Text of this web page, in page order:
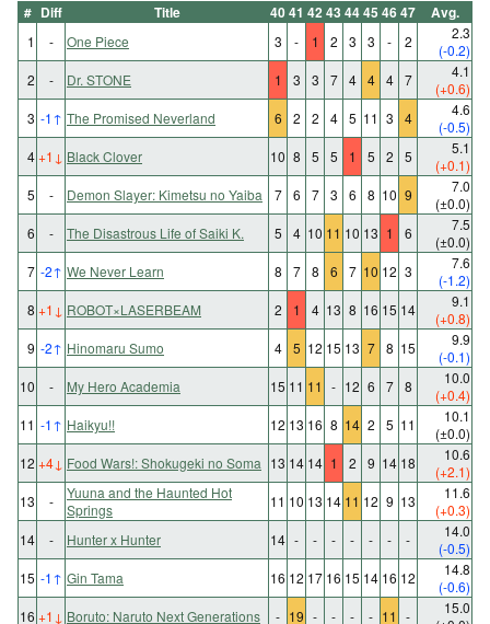
# Diff Title 4041 4243 4445 4647 Avg.
1 - One Piece 3 - 1 2 3 3 - 2
2.3
(-0.2)
2
- Dr. STONE 1 3 3 7 4 4 4 7
4.1
(+0.6)
3 -1↑ The Promised Neverland 6 2 2 4 5 11 3 4
4.6
(-0.5)
4+1 ↓ Black Clover 10 8 5 5 1 5 2 5
5.1
(+0.1)
5
- Demon Slayer: Kimetsu no Yaiba 7 6 7 3 6 8 10 9
7.0
(±0.0)
6
- The Disastrous Life of Saiki K. 5 4 10 11 10 13 1 6
7.5
(±0.0)
7 -2↑ We Never Learn 8 7 8 6 7 10 12 3
7.6
(-1.2)
8 +1 ↓ ROBOT×LASERBEAM 2 1 4 13 8 16 15 14
9.1
(+0.8)
9 -2↑ Hinomaru Sumo 4 5 12 15 13 7 8 15
9.9
(-0.1)
10
- My Hero Academia 15 11 11 - 12 6 7 8
10.0
(+0.4)
11 -1↑ Haikyu!! 12 13 16 8 14 2 5 11
10.1
(±0.0)
12 +4 ↓ Food Wars!: Shokugeki no Soma 13 14 14 1 2 9 14 18
10.6
(+2.1)
13
-
Yuuna and the Haunted Hot
Springs
11 10 13 14 11 12 9 13
11.6
(+0.3)
14
- Hunter x Hunter 14 - - - - - - -
14.0
(-0.5)
15 -1↑ Gin Tama 16 12 17 16 15 14 16 12
14.8
(-0.6)
16 +1 ↓ Boruto: Naruto Next Generations - 19 - - - - 11 -
15.0